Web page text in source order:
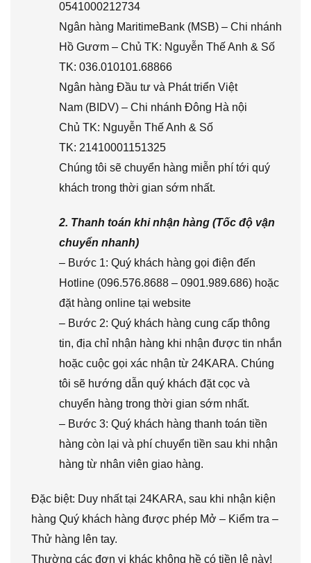
0541000212734
Ngân hàng MaritimeBank (MSB) – Chi nhánh
Hồ Gươm – Chủ TK: Nguyễn Thế Anh & Số
TK: 036.010101.68866
Ngân hàng Đầu tư và Phát triển Việt
Nam (BIDV) – Chi nhánh Đông Hà nội
Chủ TK: Nguyễn Thế Anh & Số
TK: 21410001151325
Chúng tôi sẽ chuyển hàng miễn phí tới quý
khách trong thời gian sớm nhất.
2. Thanh toán khi nhận hàng (Tốc độ vận
chuyển nhanh)
– Bước 1: Quý khách hàng gọi điện đến
Hotline (096.576.8688 – 0901.989.686) hoặc
đặt hàng online tại website
– Bước 2: Quý khách hàng cung cấp thông
tin, địa chỉ nhận hàng khi nhận được tin nhắn
hoặc cuộc gọi xác nhận từ 24KARA. Chúng
tôi sẽ hướng dẫn quý khách đặt cọc và
chuyển hàng trong thời gian sớm nhất.
– Bước 3: Quý khách hàng thanh toán tiền
hàng còn lại và phí chuyển tiền sau khi nhận
hàng từ nhân viên giao hàng.
Đặc biệt: Duy nhất tại 24KARA, sau khi nhận kiện
hàng Quý khách hàng được phép Mở – Kiểm tra –
Thử hàng lên tay.
Thường các đơn vị khác không hề có tiền lệ này!